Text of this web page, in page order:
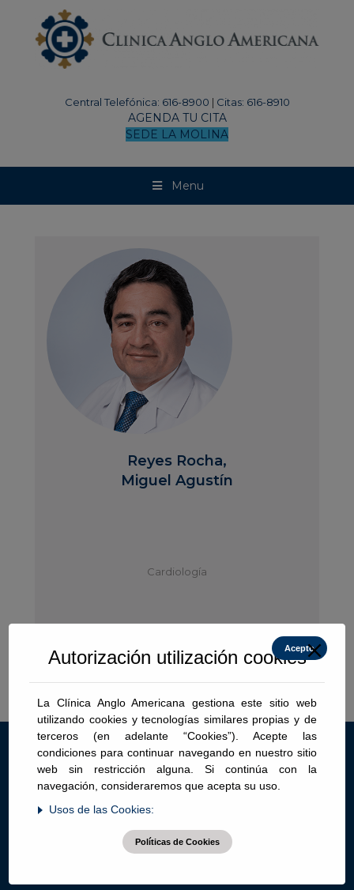
Central Telefónica: 616-8900 | Citas: 616-8910
AGENDA TU CITA
SEDE LA MOLINA
Menu
Reyes Rocha,
Miguel Agustín
Cardiología
COORDINADOR DE LA ESPECIALIDAD
mreyes@angloamericana.com.pe
Ver Perfil
Sede San Isidro
Alfredo Salazar N° 350, San Isidro
Central telefónica: (511) 616-8900
Autorización utilización cookies
La Clínica Anglo Americana gestiona este sitio web
utilizando cookies y tecnologías similares propias y de
terceros (en adelante “Cookies”). Acepte las
condiciones para continuar navegando en nuestro sitio
web sin restricción alguna. Si continúa con la
navegación, consideraremos que acepta su uso.
Usos de las Cookies:
Acepto
Políticas de Cookies